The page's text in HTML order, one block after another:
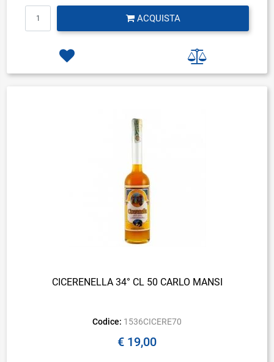
ACQUISTA
CICERENELLA 34° CL 50 CARLO MANSI
Codice: 1536CICERE70
€ 19,00